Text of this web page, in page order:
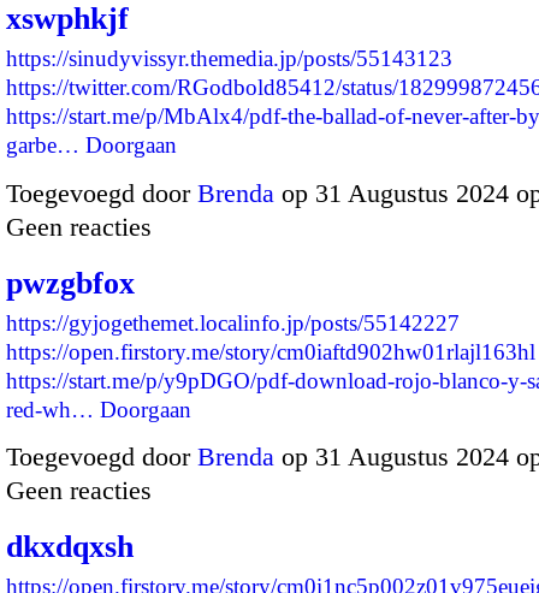
xswphkjf
https://sinudyvissyr.themedia.jp/posts/55143123
https://twitter.com/RGodbold85412/status/
https://start.me/p/MbAlx4/pdf-the-ballad-of-never-after-
garbe… Doorgaan
Toegevoegd door Brenda op 31 Augustus 2024
Geen reacties
pwzgbfox
https://gyjogethemet.localinfo.jp/posts/55142227
https://open.firstory.me/story/cm0iaftd902hw01rlajl163hl
https://start.me/p/y9pDGO/pdf-download-rojo-blanco-y-
red-wh… Doorgaan
Toegevoegd door Brenda op 31 Augustus 2024
Geen reacties
dkxdqxsh
https://open.firstory.me/story/